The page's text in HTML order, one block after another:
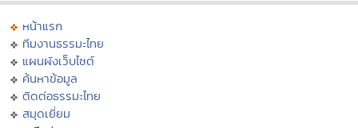
หน้าแรก
ทีมงานธรรมะไทย
แผนผังเว็บไซต์
ค้นหาข้อมูล
ติดต่อธรรมะไทย
สมุดเยี่ยม